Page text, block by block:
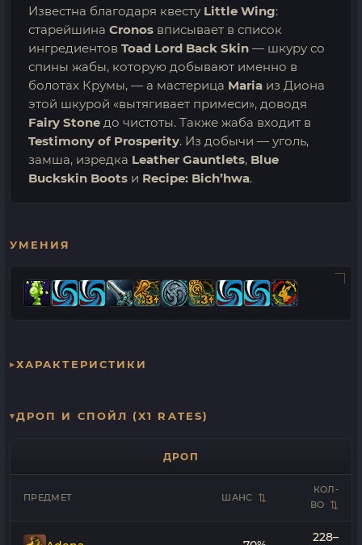
Известна благодаря квесту Little Wing:
старейшина Cronos вписывает в список
ингредиентов Toad Lord Back Skin — шкуру со
спины жабы, которую добывают именно в
болотах Крумы, — а мастерица Maria из Диона
этой шкурой «вытягивает примеси», доводя
Fairy Stone до чистоты. Также жаба входит в
Testimony of Prosperity. Из добычи — уголь,
замша, изредка Leather Gauntlets, Blue
Buckskin Boots и Recipe: Bich’hwa.
УМЕНИЯ
ХАРАКТЕРИСТИКИ
ДРОП И СПОЙЛ (X1 RATES)
ДРОП
ПРЕДМЕТ ШАНС
КОЛ-
ВО
228–